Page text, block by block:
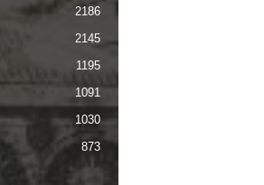
2186
2145
1195
1091
1030
873